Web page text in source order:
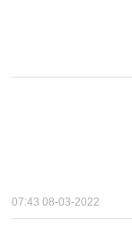
07:43 08-03-2022